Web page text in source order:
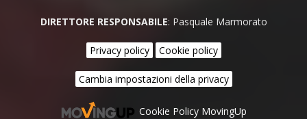
DIRETTORE RESPONSABILE: Pasquale Marmorato
Privacy policy Cookie policy
Cambia impostazioni della privacy
Cookie Policy MovingUp